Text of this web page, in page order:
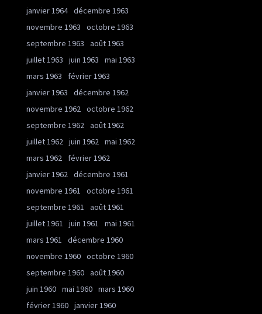
janvier 1964 décembre 1963
novembre 1963
octobre 1963
septembre 1963
août 1963
juillet 1963
juin 1963
mai 1963
mars 1963
février 1963
janvier 1963
décembre 1962
novembre 1962 octobre 1962
septembre 1962 août 1962
juillet 1962 juin 1962 mai 1962
mars 1962
février 1962
janvier 1962 décembre 1961
novembre 1961
octobre 1961
septembre 1961
août 1961
juillet 1961
juin 1961
mai 1961
mars 1961
décembre 1960
novembre 1960 octobre 1960
septembre 1960 août 1960
juin 1960 mai 1960 mars 1960
février 1960 janvier 1960